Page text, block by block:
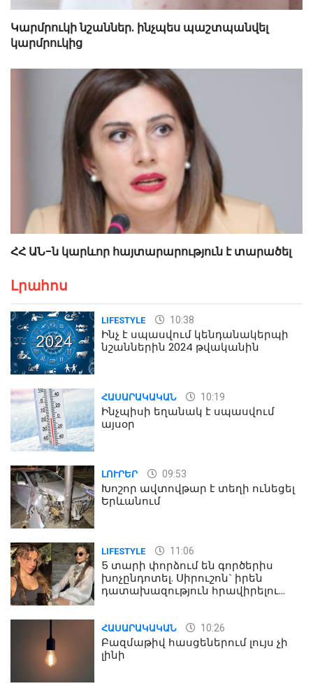
Կարմրուկի նշաններ. ինչպես պաշտպանվել
կարմրուկից
ՀՀ ԱՆ-ն կարևոր հայտարարություն է տարածել
Լրահոս
LIFESTYLE 10:38
Ինչ է սպասվում կենդանակերպի
նշաններին 2024 թվականին
ՀԱՍԱՐԱԿԱԿԱՆ 10:19
Ինչպիսի եղանակ է սպասվում
այսօր
ԼՈՒՐԵՐ 09:53
Խոշոր ավտովթար է տեղի ունեցել
Երևանում
LIFESTYLE 11:06
5 տարի փորձում են գործերիս
խոչընդոտել. Սիրուշոն` իրեն
դատախազություն հրավիրելու
ՀԱՍԱՐԱԿԱԿԱՆ 10:26
Բազմաթիվ հասցեներում լույս չի
լինի